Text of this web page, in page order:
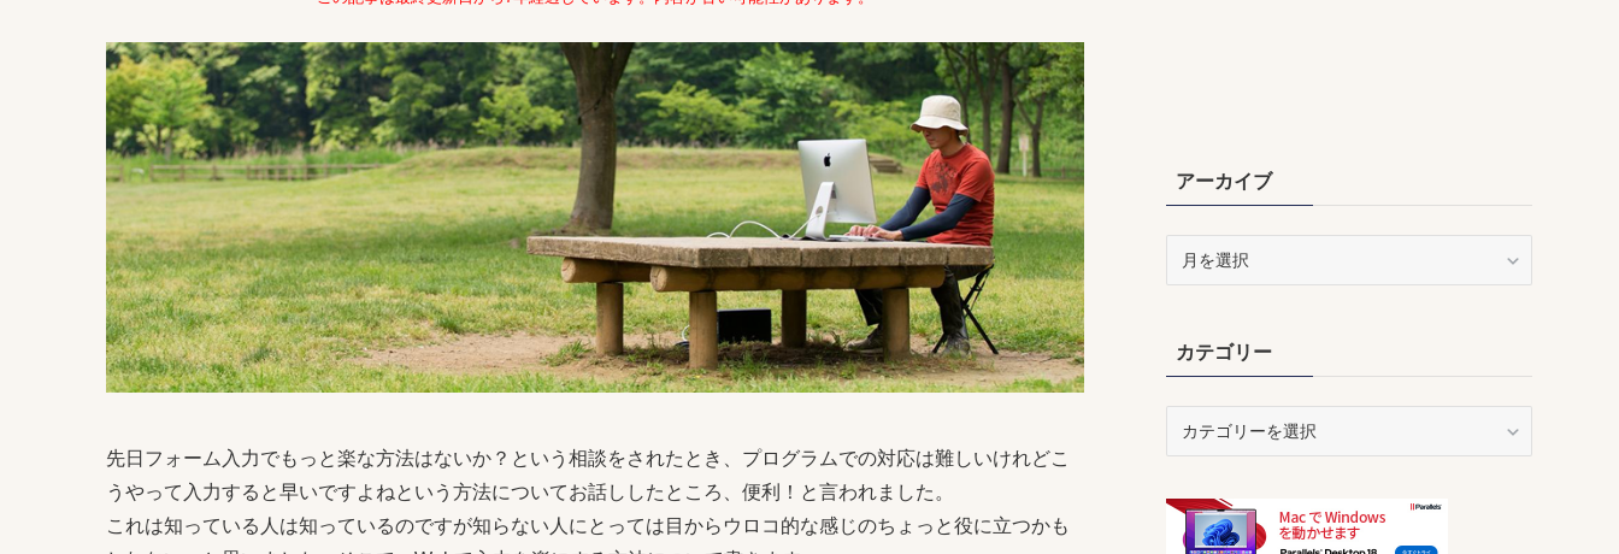
先日フォーム入力でもっと楽な方法はないか？という相談をされたとき、プログラムでの対応は難しいけれどこ
うやって入力すると早いですよねという方法についてお話ししたところ、便利！と言われました。
これは知っている人は知っているのですが知らない人にとっては目からウロコ的な感じのちょっと役に立つかも
アーカイブ
ブカテゴリー
リ